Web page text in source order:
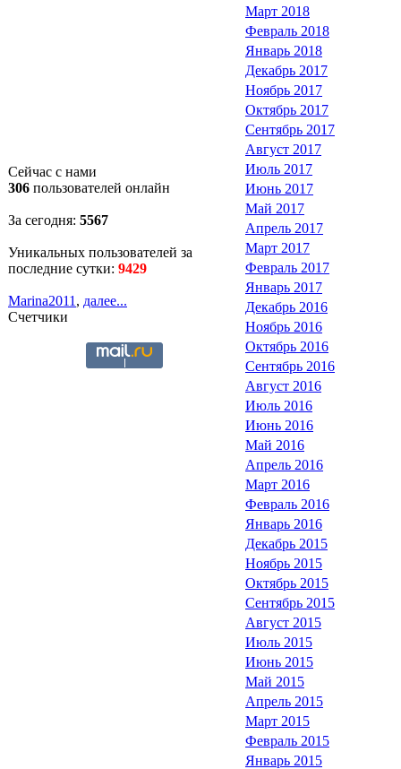
Сейчас с нами
306 пользователей онлайн
За сегодня: 5567
Уникальных пользователей за
последние сутки: 9429
Marina2011 , далее...
Счетчики
Март 2018
Февраль 2018
Январь 2018
Декабрь 2017
Ноябрь 2017
Октябрь 2017
Сентябрь 2017
Август 2017
Июль 2017
Июнь 2017
Май 2017
Апрель 2017
Март 2017
Февраль 2017
Январь 2017
Декабрь 2016
Ноябрь 2016
Октябрь 2016
Сентябрь 2016
Август 2016
Июль 2016
Июнь 2016
Май 2016
Апрель 2016
Март 2016
Февраль 2016
Январь 2016
Декабрь 2015
Ноябрь 2015
Октябрь 2015
Сентябрь 2015
Август 2015
Июль 2015
Июнь 2015
Май 2015
Апрель 2015
Март 2015
Февраль 2015
Январь 2015